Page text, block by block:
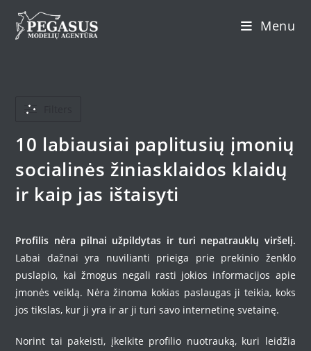
content
Menu
10 labiausiai paplitusių įmonių
socialinės žiniasklaidos klaidų
ir kaip jas ištaisyti
Profilis nėra pilnai užpildytas ir turi nepatrauklų viršelį.
Labai dažnai yra nuvilianti prieiga prie prekinio ženklo
puslapio, kai žmogus negali rasti jokios informacijos apie
įmonės veiklą. Nėra žinoma kokias paslaugas ji teikia, koks
jos tikslas, kur ji yra ir ar ji turi savo internetinę svetainę.
Norint tai pakeisti, įkelkite profilio nuotrauką, kuri leidžia